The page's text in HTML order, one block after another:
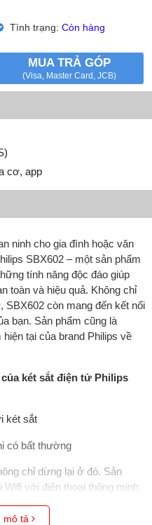
Tình trạng: Còn hàng
MUA TRẢ GÓP
(Visa, Master Card, JCB)
cơ, app
ninh cho gia đình hoặc văn
SBX602 – một sản phẩm
tính năng độc đáo giúp
toàn và hiệu quả. Không chỉ
còn mang đến kết nối
bạn. Sản phẩm cũng là
tại của brand Philips về
két sắt điện tử Philips
két sắt
có bất thường
chỉ dừng lại ở đó. Sản
với điện thoại thông minh
cập và nhận thông báo bất kỳ
mô tả